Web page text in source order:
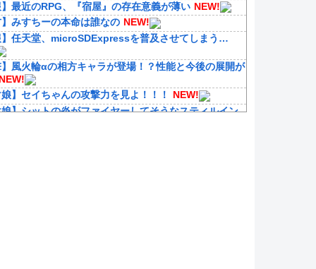
最近のRPG、『宿屋』の存在意義が薄い NEW!
みすちーの本命は誰なの NEW!
】任天堂、microSDExpressを普及させてしまう…
風火輪αの相方キャラが登場！？性能と今後の展開が
】セイちゃんの攻撃力を見よ！！！
NEW!
】シットの炎がファイヤーしてそうなスティルイン